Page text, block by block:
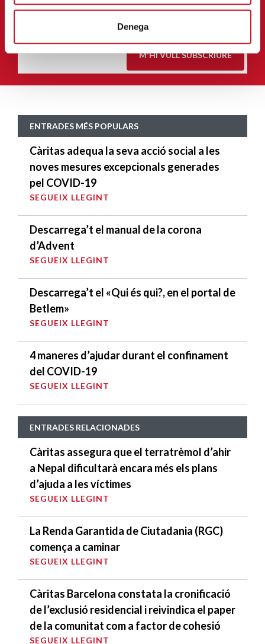
Denega
M'HI VULL SUBSCRIURE
ENTRADES MÉS POPULARS
Càritas adequa la seva acció social a les
noves mesures excepcionals generades
pel COVID-19
SEGUEIX LLEGINT
Descarrega’t el manual de la corona
d’Advent
SEGUEIX LLEGINT
Descarrega’t el «Qui és qui?, en el portal de
Betlem»
SEGUEIX LLEGINT
4 maneres d’ajudar durant el confinament
del COVID-19
SEGUEIX LLEGINT
ENTRADES RELACIONADES
Càritas assegura que el terratrèmol d’ahir
a Nepal dificultarà encara més els plans
d’ajuda a les víctimes
SEGUEIX LLEGINT
La Renda Garantida de Ciutadania (RGC)
comença a caminar
SEGUEIX LLEGINT
Càritas Barcelona constata la cronificació
de l’exclusió residencial i reivindica el paper
de la comunitat com a factor de cohesió
SEGUEIX LLEGINT